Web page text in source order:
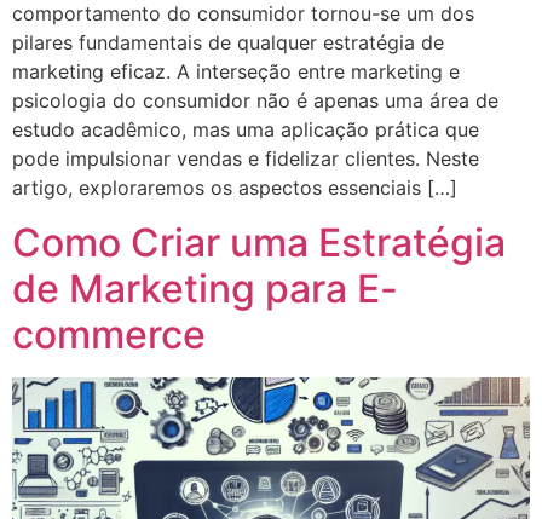
comportamento do consumidor tornou-se um dos
pilares fundamentais de qualquer estratégia de
marketing eficaz. A interseção entre marketing e
psicologia do consumidor não é apenas uma área de
estudo acadêmico, mas uma aplicação prática que
pode impulsionar vendas e fidelizar clientes. Neste
artigo, exploraremos os aspectos essenciais […]
Como Criar uma Estratégia
de Marketing para E-
commerce